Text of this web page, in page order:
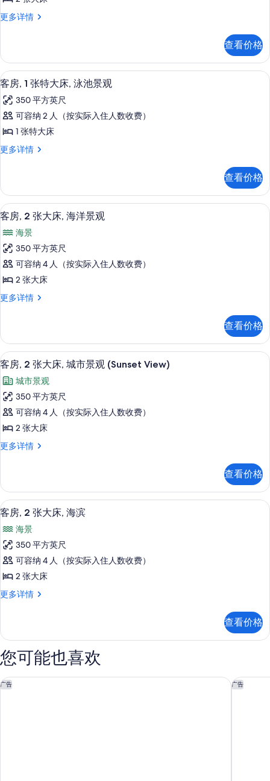
张
大
无
障
碍,
海
滨
(Bathtub)
的
照
片
更多详情
客
大
床,
无
碍,
海
(Bathtub)
更
多
查看价格
显
示
客
房,
1
张
大
床,
泳
池
景
观
的
所
片
高档床上用品、加厚床垫、客房内保
6
客房, 1 张特大床, 泳池景观
350 平方英尺
可容纳 2 人（按实际入住人数收费）
1 张特大床
更多详情
客
特
大
床,
池
景
观
更
多
息
查看价格
显
客
房,
2
张
大
海
洋
景
观
的
所
有
照
高档床上用品、加厚床垫、客房内保
8
客房, 2 张大床, 海洋景观
海景
350 平方英尺
可容纳 4 人（按实际入住人数收费）
2 张大床
更多详情
客
大
床,
海
景
观
更
多
信
查看价格
显
示
客
房,
2
张
大
城
市
景
观
(Sunset
View)
的
所
片
高档床上用品、加厚床垫、客房内保
6
客房, 2 张大床, 城市景观 (Sunset View)
城市景观
350 平方英尺
可容纳 4 人（按实际入住人数收费）
2 张大床
更多详情
客
大
床,
城
景
观
(Sunset
View)
更
信
查看价格
显
客
房,
2
张
大
海
的
所
有
高档床上用品、加厚床垫、客房内保
8
客房, 2 张大床, 海滨
海景
350 平方英尺
可容纳 4 人（按实际入住人数收费）
2 张大床
更多详情
客
大
床,
海
滨
更
多
查看价格
您可能也喜欢
广告
假日度假酒店 代托纳海滩 海滨 IHG 旗下 广告
戴托纳